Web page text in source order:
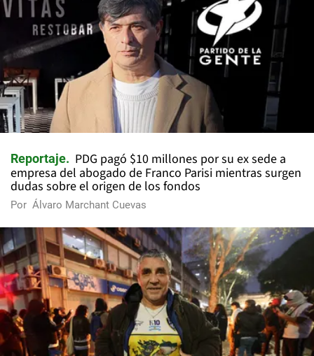
Reportaje
PDG pagó $10 millones por su ex sede a
empresa del abogado de Franco Parisi mientras surgen
dudas sobre el origen de los fondos
Por Álvaro Marchant Cuevas